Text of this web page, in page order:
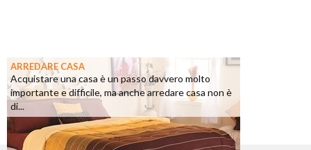
ARREDARE CASA
Acquistare una casa è un passo davvero molto
importante e difficile, ma anche arredare casa non è
di...